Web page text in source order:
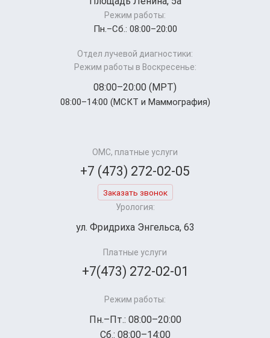
Режим работы:
Пн.–Cб.: 08:00–20:00
Отдел лучевой диагностики:
Режим работы в Воскресенье:
08:00–20:00 (МРТ)
08:00–14:00 (МСКТ и Маммография)
ОМС, платные услуги
+7 (473) 272-02-05
Заказать звонок
Урология:
ул. Фридриха Энгельса, 63
Платные услуги
+7(473) 272-02-01
Режим работы:
Пн.–Пт.: 08:00–20:00
Сб.: 08:00–14:00